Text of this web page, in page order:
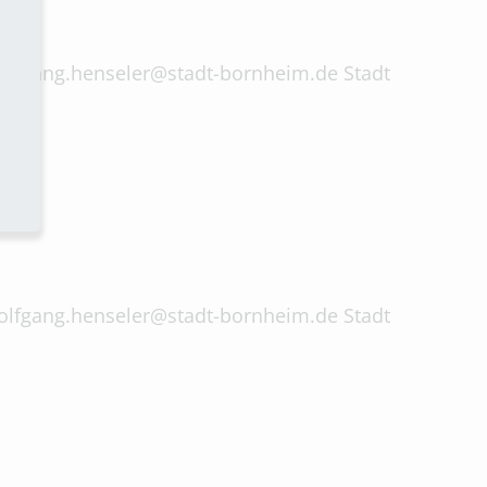
bornheim.de Stadt
bornheim.de Stadt